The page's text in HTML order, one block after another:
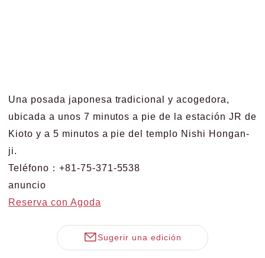
Una posada japonesa tradicional y acogedora,
ubicada a unos 7 minutos a pie de la estación JR de
Kioto y a 5 minutos a pie del templo Nishi Hongan-
ji.
Teléfono：+81-75-371-5538
anuncio
Reserva con Agoda
Sugerir una edición